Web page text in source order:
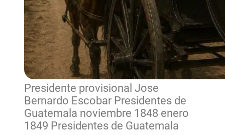
Presidente provisional Jose
Bernardo Escobar Presidentes de
Guatemala noviembre 1848 enero
1849 Presidentes de Guatemala